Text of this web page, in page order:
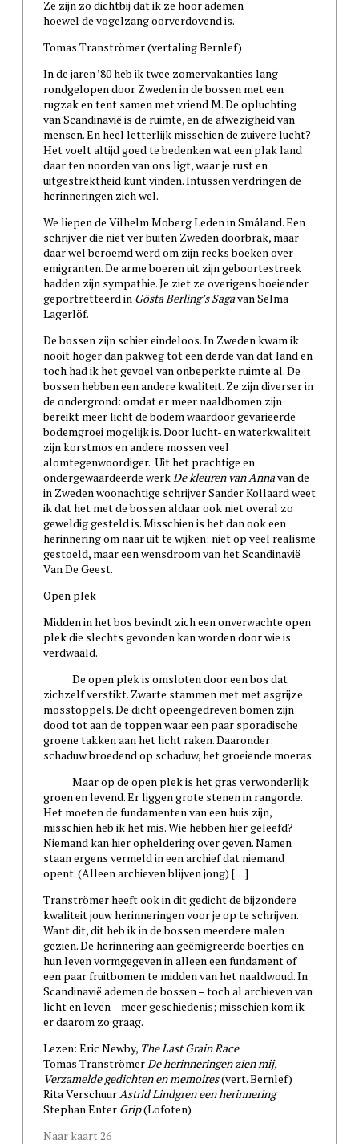
Ze zijn zo dichtbij dat ik ze hoor ademen
hoewel de vogelzang oorverdovend is.
Tomas Tranströmer (vertaling Bernlef)
In de jaren ’80 heb ik twee zomervakanties lang
rondgelopen door Zweden in de bossen met een
rugzak en tent samen met vriend M. De opluchting
van Scandinavië is de ruimte, en de afwezigheid van
mensen. En heel letterlijk misschien de zuivere lucht?
Het voelt altijd goed te bedenken wat een plak land
daar ten noorden van ons ligt, waar je rust en
uitgestrektheid kunt vinden. Intussen verdringen de
herinneringen zich wel.
We liepen de Vilhelm Moberg Leden in Småland. Een
schrijver die niet ver buiten Zweden doorbrak, maar
daar wel beroemd werd om zijn reeks boeken over
emigranten. De arme boeren uit zijn geboortestreek
hadden zijn sympathie. Je ziet ze overigens boeiender
geportretteerd in Gösta Berling’s Sagavan Selma
Lagerlöf.
De bossen zijn schier eindeloos. In Zweden kwam ik
nooit hoger dan pakweg tot een derde van dat land en
toch had ik het gevoel van onbeperkte ruimte al. De
bossen hebben een andere kwaliteit. Ze zijn diverser in
de ondergrond: omdat er meer naaldbomen zijn
bereikt meer licht de bodem waardoor gevarieerde
bodemgroei mogelijk is. Door lucht- en waterkwaliteit
zijn korstmos en andere mossen veel
alomtegenwoordiger. Uit het prachtige en
ondergewaardeerde werkDe kleuren van Annavan de
in Zweden woonachtige schrijver Sander Kollaard weet
ik dat het met de bossen aldaar ook niet overal zo
geweldig gesteld is. Misschien is het dan ook een
herinnering om naar uit te wijken: niet op veel realisme
gestoeld, maar een wensdroom van het Scandinavië
Van De Geest.
Open plek
Midden in het bos bevindt zich een onverwachte open
plek die slechts gevonden kan worden door wie is
verdwaald.
De open plek is omsloten door een bos dat
zichzelf verstikt. Zwarte stammen met met asgrijze
mosstoppels. De dicht opeengedreven bomen zijn
dood tot aan de toppen waar een paar sporadische
groene takken aan het licht raken. Daaronder:
schaduw broedend op schaduw, het groeiende moeras.
Maar op de open plek is het gras verwonderlijk
groen en levend. Er liggen grote stenen in rangorde.
Het moeten de fundamenten van een huis zijn,
misschien heb ik het mis. Wie hebben hier geleefd?
Niemand kan hier opheldering over geven. Namen
staan ergens vermeld in een archief dat niemand
opent. (Alleen archieven blijven jong) […]
Tranströmer heeft ook in dit gedicht de bijzondere
kwaliteit jouw herinneringen voor je op te schrijven.
Want dit, dit heb ik in de bossen meerdere malen
gezien. De herinnering aan geëmigreerde boertjes en
hun leven vormgegeven in alleen een fundament of
een paar fruitbomen te midden van het naaldwoud. In
Scandinavië ademen de bossen – toch al archieven van
licht en leven – meer geschiedenis; misschien kom ik
er daarom zo graag.
Lezen: Eric Newby, The Last Grain Race
Tomas TranströmerDe herinneringen zien mij,
Verzamelde gedichten en memoires(vert. Bernlef)
Rita VerschuurAstrid Lindgren een herinnering
Stephan Enter Grip(Lofoten)
Naar kaart 26